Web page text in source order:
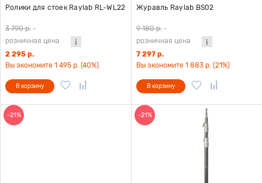
Ролики для стоек Raylab RL-WL22
3 790 р. -
розничная цена
2 295 р.
Вы экономите 1 495 р. (40%)
В корзину
Журавль Raylab BS02
9 180 р. -
розничная цена
7 297 р.
Вы экономите 1 883 р. (21%)
В корзину
-21% -21%